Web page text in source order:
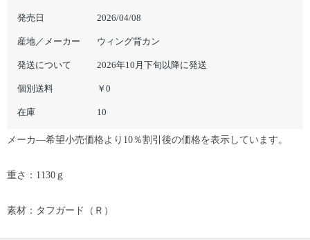
発売日 2026/04/08
産地／メーカー ウィング背カン
発送について 2026年10月下旬以降に発送
個別送料 ￥0
在庫 10
メーカ―希望小売価格より10％割引後の価格を表示しています。
重さ：1130ｇ
素材：タフガード（Ｒ）